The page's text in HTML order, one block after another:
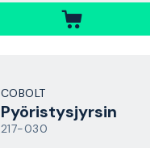
COBOLT
Pyöristysjyrsin
217-030